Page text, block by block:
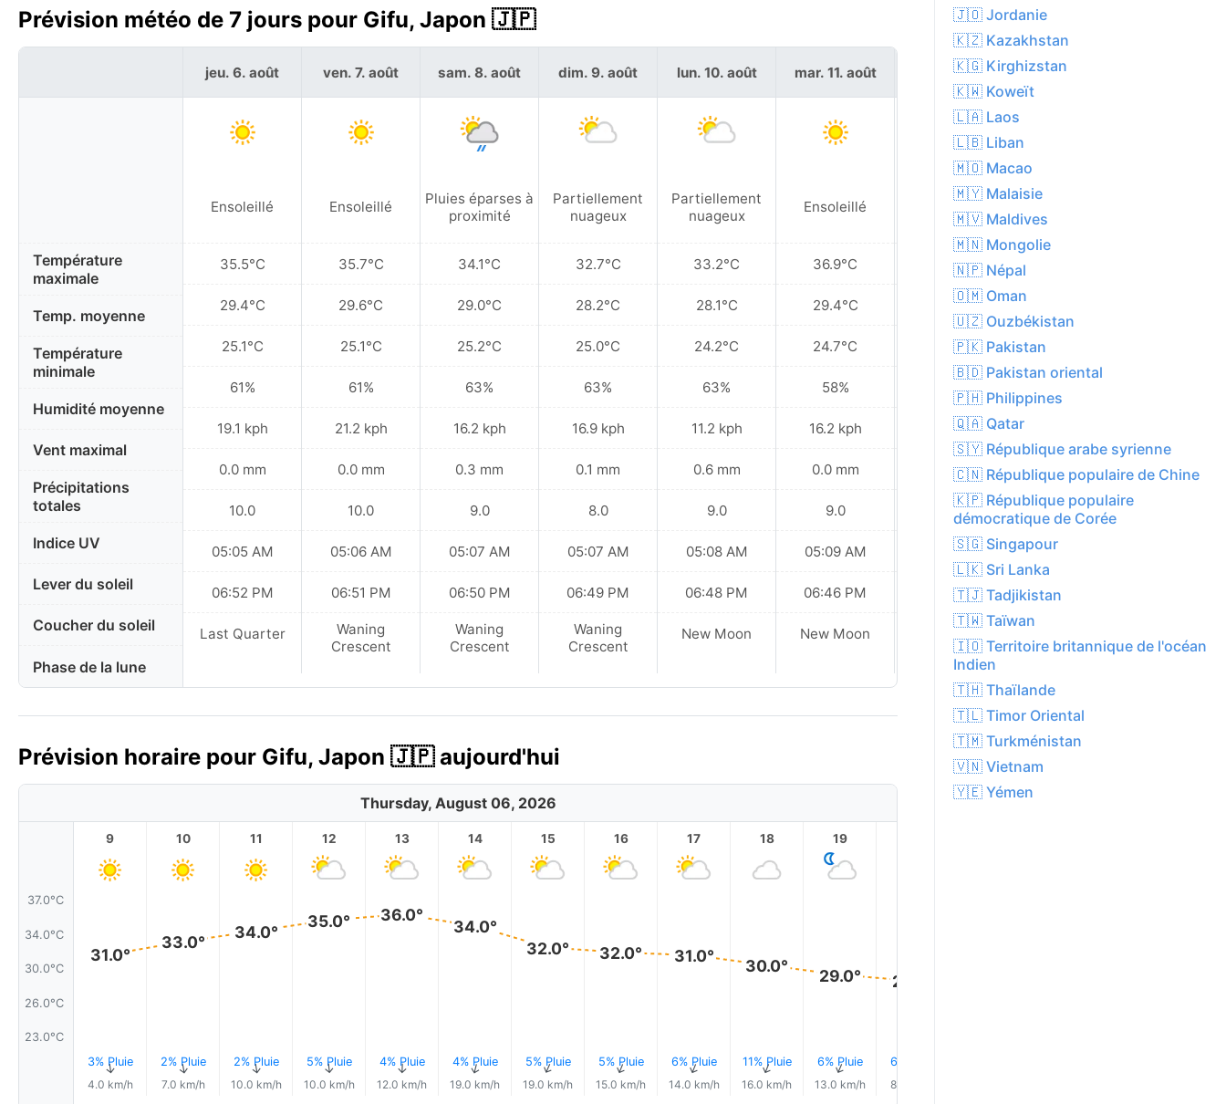
Prévision météo de 7 jours pour Gifu, Japon 🇯🇵
Température
maximale
Temp. moyenne
Température
minimale
Humidité moyenne
Vent maximal
Précipitations
totales
Indice UV
Lever du soleil
Coucher du soleil
Phase de la lune
jeu. 6. août
Ensoleillé
35.5°C
29.4°C
25.1°C
61%
19.1 kph
0.0 mm
10.0
05:05 AM
06:52 PM
Last Quarter
ven. 7. août
Ensoleillé
35.7°C
29.6°C
25.1°C
61%
21.2 kph
0.0 mm
10.0
05:06 AM
06:51 PM
Waning
Crescent
sam. 8. août
Pluies éparses à
proximité
34.1°C
29.0°C
25.2°C
63%
16.2 kph
0.3 mm
9.0
05:07 AM
06:50 PM
Waning
Crescent
dim. 9. août
Partiellement
nuageux
32.7°C
28.2°C
25.0°C
63%
16.9 kph
0.1 mm
8.0
05:07 AM
06:49 PM
Waning
Crescent
lun. 10. août
Partiellement
nuageux
33.2°C
28.1°C
24.2°C
63%
11.2 kph
0.6 mm
9.0
05:08 AM
06:48 PM
New Moon
mar. 11. août
Ensoleillé
36.9°C
29.4°C
24.7°C
58%
16.2 kph
0.0 mm
9.0
05:09 AM
06:46 PM
New Moon
mer. 12. août
36.6°C
29.2°C
23.6°C
57%
9.4 kph
1.9 mm
9.0
05:10 AM
06:45 PM
Prévision horaire pour Gifu, Japon 🇯🇵 aujourd'hui
Thursday, August 06, 2026
37.0°C
34.0°C
30.0°C
26.0°C
23.0°C
9
31.0°
3% Pluie
↑
4.0 km/h
10
33.0°
2% Pluie
↑
7.0 km/h
11
34.0°
2% Pluie
↑
10.0 km/h
12
35.0°
5% Pluie
↑
10.0 km/h
13
36.0°
4% Pluie
↑
12.0 km/h
14
34.0°
4% Pluie
↑
19.0 km/h
15
32.0°
5% Pluie
↑
19.0 km/h
16
32.0°
5% Pluie
↑
15.0 km/h
17
31.0°
6% Pluie
↑
14.0 km/h
18
30.0°
11% Pluie
↑
16.0 km/h
19
29.0°
6% Pluie
↑
13.0 km/h
29.0°
6% Pluie
8.0 km/h
🇯🇴 Jordanie
🇰🇿 Kazakhstan
🇰🇬 Kirghizstan
🇰🇼 Koweït
🇱🇦 Laos
🇱🇧 Liban
🇲🇴 Macao
🇲🇾 Malaisie
🇲🇻 Maldives
🇲🇳 Mongolie
🇳🇵 Népal
🇴🇲 Oman
🇺🇿 Ouzbékistan
🇵🇰 Pakistan
🇧🇩 Pakistan oriental
🇵🇭 Philippines
🇶🇦 Qatar
🇸🇾 République arabe syrienne
🇨🇳 République populaire de Chine
🇰🇵 République populaire
démocratique de Corée
🇸🇬 Singapour
🇱🇰 Sri Lanka
🇹🇯 Tadjikistan
🇹🇼 Taïwan
🇮🇴 Territoire britannique de l'océan
Indien
🇹🇭 Thaïlande
🇹🇱 Timor Oriental
🇹🇲 Turkménistan
🇻🇳 Vietnam
🇾🇪 Yémen